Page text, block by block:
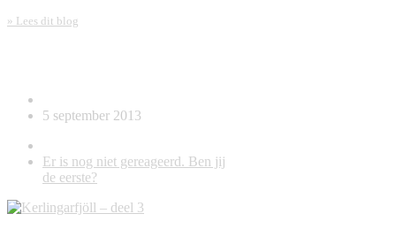
» Lees dit blog
5 september 2013
Er is nog niet gereageerd. Ben jij
de eerste?